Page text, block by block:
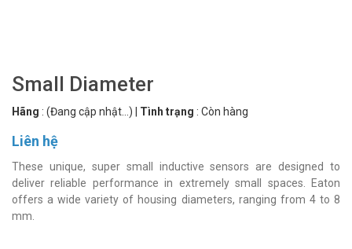
Small Diameter
Hãng : (Đang cập nhật...) Tình trạng : Còn hàng
Liên hệ
These unique, super small inductive sensors are designed to
deliver reliable performance in extremely small spaces. Eaton
offers a wide variety of housing diameters, ranging from 4 to 8
mm.